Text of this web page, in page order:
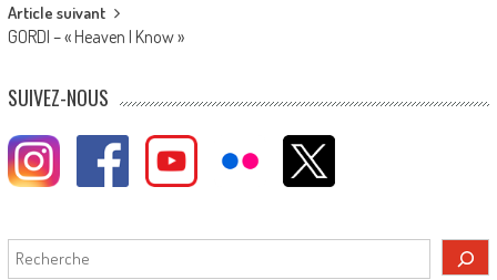
Article suivant
GORDI – « Heaven I Know »
SUIVEZ-NOUS
Rechercher